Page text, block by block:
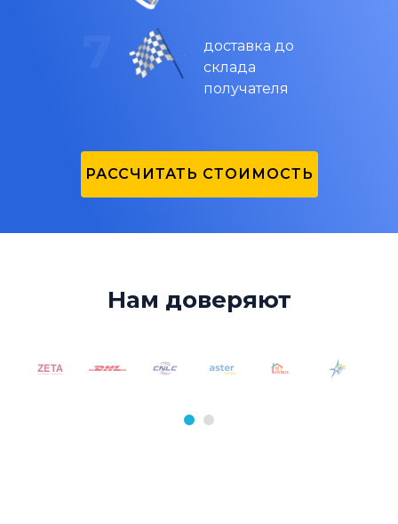
доставка до
склада
получателя
РАССЧИТАТЬ СТОИМОСТЬ
Нам доверяют